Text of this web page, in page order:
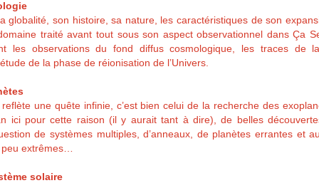
globalité, son histoire, sa nature, les caractéristiques de son
traité avant tout sous son aspect observationnel dans Ça
les observations du fond diffus cosmologique, les traces de
de la phase de réionisation de l’Univers.
une quête infinie, c’est bien celui de la recherche des
ici pour cette raison (il y aurait tant à dire), de belles
de systèmes multiples, d’anneaux, de planètes errantes et
extrêmes…
solaire